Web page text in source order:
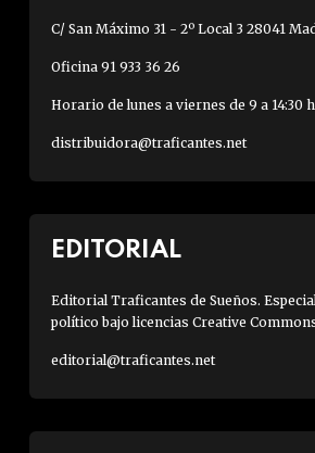
C/ San Máximo 31 - 2º Local 3 28041
Oficina 91 933 36 26
Horario de lunes a viernes de 9 a 14:30 h
distribuidora@traficantes.net
EDITORIAL
Editorial Traficantes de Sueños.
político bajo licencias Creative
editorial@traficantes.net